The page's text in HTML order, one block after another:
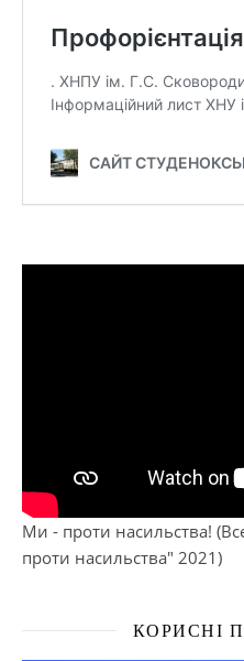
Ми - проти насильства!
проти насильства" 2021)
КОРИСНІ